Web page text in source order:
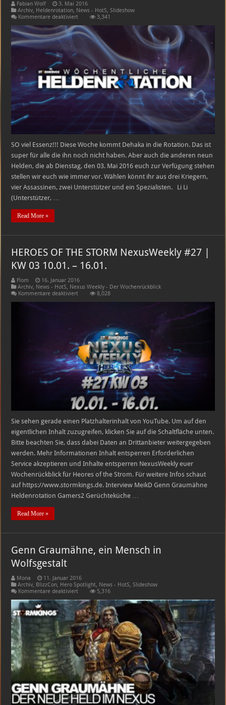
Fabian Wolf
3. Mai 2016
Archiv, Heldenrotation, News - HotS,Slideshow
Kommentare deaktiviertfür
of
the
Storm
to-
Heldenrotation
–
03.05.2016
–
09.05.2016
3,341
SO viel Essenz!!! Diese Woche kommt Dehaka in die Rotation. Das ist
super für alle die ihn noch nicht haben. Aber auch die anderen neun
Helden, die ab Dienstag, den 03. Mai 2016 euch zur Verfügung stehen
stellen wir euch wie immer vor. Wählen könnt ihr aus drei Kriegern,
vier Assassinen, zwei Unterstützer und ein Spezialisten. Li Li
(Unterstützer, …
Read More »
HEROES OF THE STORM NexusWeekly #27 |
KW 03 10.01. – 16.01.
Flom
16. Januar 2016
Archiv, News - HotS, Nexus Weekly - Der Wochenrückblick
Kommentare deaktiviertfür
NexusWeekly
KW
03
10.01.
–
16.01.
8,028
Sie sehen gerade einen Platzhalterinhalt von YouTube. Um auf den
eigentlichen Inhalt zuzugreifen, klicken Sie auf die Schaltfläche unten.
Bitte beachten Sie, dass dabei Daten an Drittanbieter weitergegeben
werden. Mehr Informationen Inhalt entsperren Erforderlichen
Service akzeptieren und Inhalte entsperren NexusWeekly euer
Wochenrückblick für Heores of the Strom. Für weitere Infos schaut
auf https://www.stormkings.de. Interview MeikD Genn Graumähne
Heldenrotation Gamers2 Gerüchteküche …
Read More »
Genn Graumähne, ein Mensch in
Wolfsgestalt
Mona
11. Januar 2016
Archiv, BlizzCon, Hero Spotlight, News - HotS,Slideshow
Kommentare deaktiviertfür
Graumähne,
ein
Mensch
in
Wolfsgestalt
5,316